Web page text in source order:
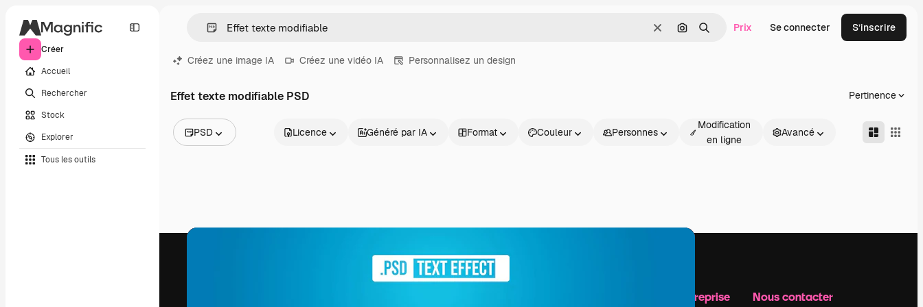
Créer
Accueil
Rechercher
Stock
Explorer
Tous les outils
EffacerRechercher par image
Rechercher
Prix Se connecter S’inscrire
Créez une image IA Créez une vidéo IA Personnalisez un design
Effet texte modifiable PSD Pertinence
PSD
Vidéos
Licence Généré par IA Format Couleur Personnes
Modification
en ligne
Avancé
Notre entreprise Nous contacter